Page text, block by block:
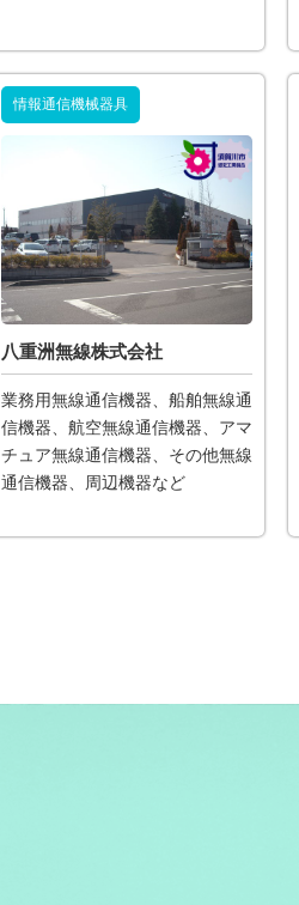
情報通信機械器具
八重洲無線株式会社
業務用無線通信機器、船舶無線通
信機器、航空無線通信機器、アマ
チュア無線通信機器、その他無線
通信機器、周辺機器など